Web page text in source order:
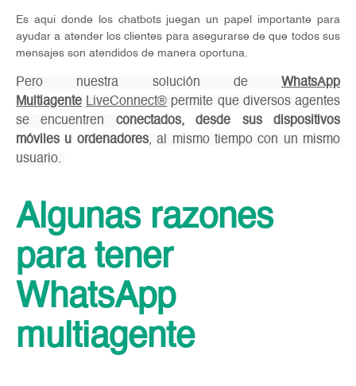
Es aqui donde los chatbots juegan un papel importante para
ayudar a atender los clientes para asegurarse de que todos sus
mensajes son atendidos de manera oportuna.
Pero nuestra solución de WhatsApp
Multiagente LiveConnect® permite que diversos agentes
se encuentren conectados, desde sus dispositivos
móviles u ordenadores, al mismo tiempo con un mismo
usuario.
Algunas razones
para tener
WhatsApp
multiagente